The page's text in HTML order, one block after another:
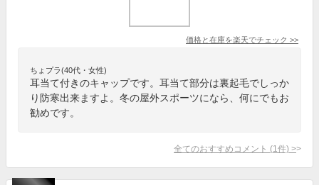
価格と在庫を楽天でチェック >>
ちょプラ(40代・女性)
耳当て付きのキャップです。耳当て部分は裏起毛でしっか
り防寒出来ますよ。冬の屋外スポーツになら、何にでもお
勧めです。
全てのおすすめコメント (1 件) >